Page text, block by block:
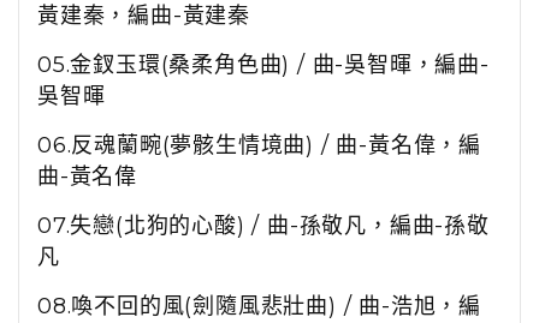
黃建秦，編曲-黃建秦
05.金釵玉環(桑柔角色曲) / 曲-吳智暉，編曲-
吳智暉
06.反魂蘭畹(夢骸生情境曲) / 曲-黃名偉，編
曲-黃名偉
07.失戀(北狗的心酸) / 曲-孫敬凡，編曲-孫敬
凡
08.喚不回的風(劍隨風悲壯曲) / 曲-浩旭，編